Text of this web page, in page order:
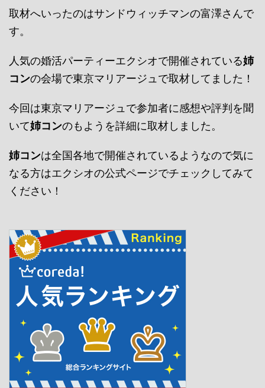
取材へいったのはサンドウィッチマンの富澤さんで
す。
人気の婚活パーティーエクシオで開催されている姉
コンの会場で東京マリアージュで取材してました！
今回は東京マリアージュで参加者に感想や評判を聞
いて姉コンのもようを詳細に取材しました。
姉コンは全国各地で開催されているようなので気に
なる方はエクシオの公式ページでチェックしてみて
ください！